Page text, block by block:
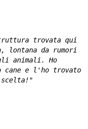
trovata qui
lontana da rumori
animali. Ho
cane e l'ho trovato
scelta!"